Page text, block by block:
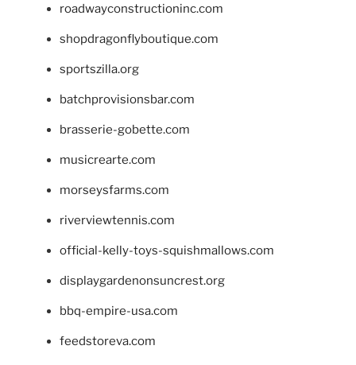
roadwayconstructioninc.com
shopdragonflyboutique.com
sportszilla.org
batchprovisionsbar.com
brasserie-gobette.com
musicrearte.com
morseysfarms.com
riverviewtennis.com
official-kelly-toys-squishmallows.com
displaygardenonsuncrest.org
bbq-empire-usa.com
feedstoreva.com